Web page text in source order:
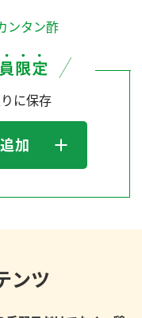
ンタン酢
に保存
加
ンツ